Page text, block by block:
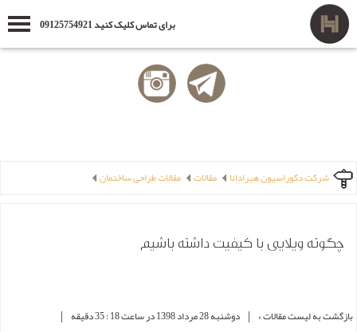
برای تماس کلیک کنید 09125754921
شرکت دکوراسیون هیرادانا مقالات مقالات طراحی ساختمان
چگونه ویلایی با کیفیت داشته باشیم
بازگشت به لیست مقالات » | دوشنبه 28 مرداد 1398 در ساعت 18 : 35 دقیقه |